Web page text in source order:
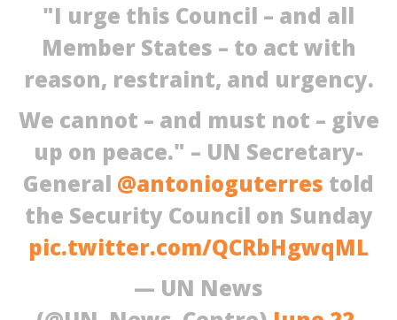
2025
"I urge this Council – and all
Member States – to act with
reason, restraint, and urgency.
We cannot – and must not – give
up on peace." – UN Secretary-
General @antonioguterres told
the Security Council on Sunday
pic.twitter.com/QCRbHgwqML
— UN News